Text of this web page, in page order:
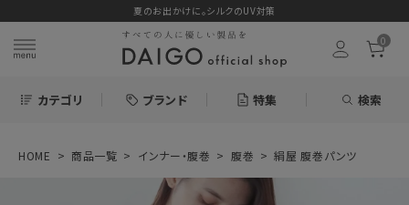
夏のお出かけに。シルクのUV対策
0
カテゴリ ブランド 特集 検索
search
HOME 商品一覧 インナー・腹巻 腹巻 絹屋 腹巻パンツ